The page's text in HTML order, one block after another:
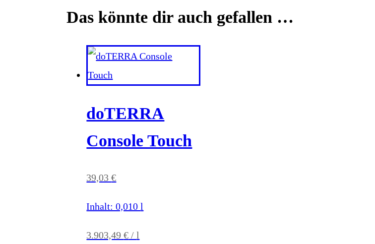
Das könnte dir auch gefallen …
doTERRA
Console Touch
39,03€
Inhalt: 0,010l
3.903,49€ /l